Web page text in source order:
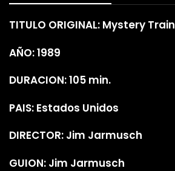
TITULO ORIGINAL: Mystery Train
AÑO: 1989
DURACION: 105 min.
PAIS: Estados Unidos
DIRECTOR: Jim Jarmusch
GUION: Jim Jarmusch